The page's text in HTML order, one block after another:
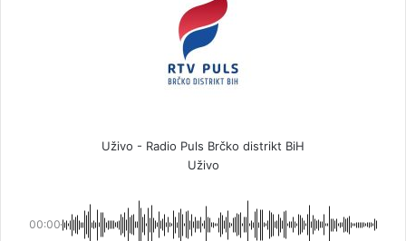
Uživo - Radio Puls Brčko distrikt BiH
Uživo
00:00